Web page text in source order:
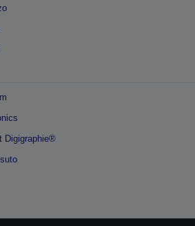
Digigraphie®